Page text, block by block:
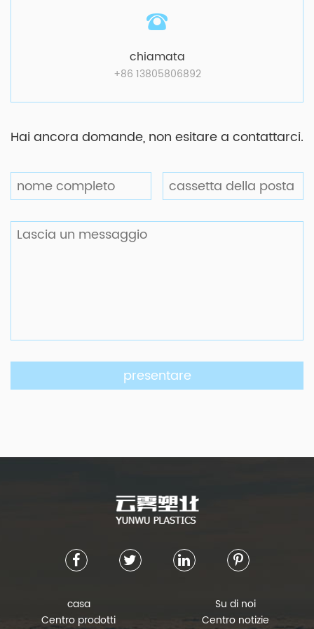
chiamata
+86 13805806892
Hai ancora domande, non esitare a contattarci.
casa
Su di noi
Centro prodotti
Centro notizie